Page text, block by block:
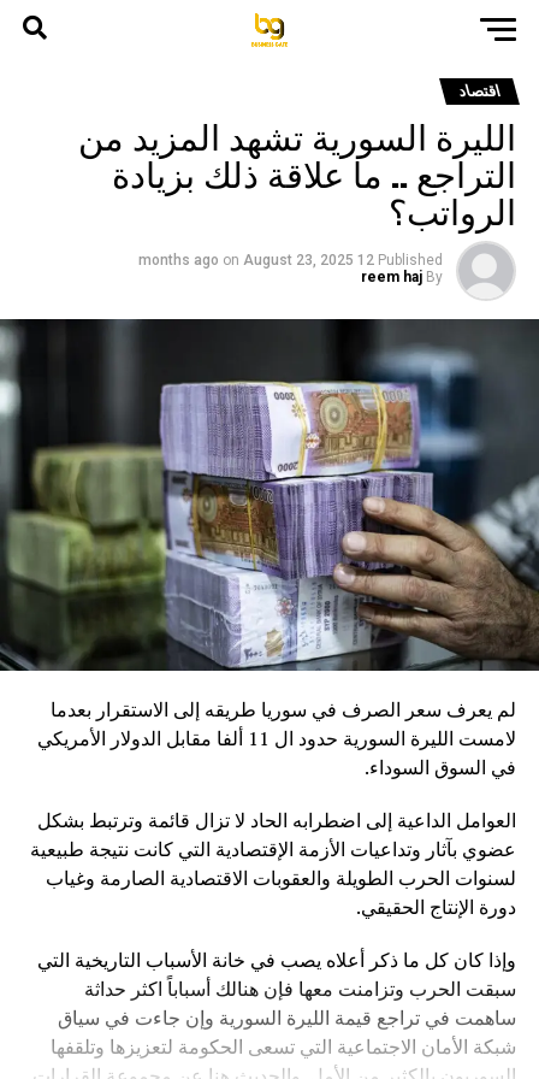
اقتصاد
الليرة السورية تشهد المزيد من
التراجع .. ما علاقة ذلك بزيادة
الرواتب؟
Published
12 months ago
on August 23, 2025
By
reem haj
لم يعرف سعر الصرف في سوريا طريقه إلى الاستقرار بعدما
لامست الليرة السورية حدود ال 11 ألفا مقابل الدولار الأمريكي
في السوق السوداء.
العوامل الداعية إلى اضطرابه الحاد لا تزال قائمة وترتبط بشكل
عضوي بآثار وتداعيات الأزمة الإقتصادية التي كانت نتيجة طبيعية
لسنوات الحرب الطويلة والعقوبات الاقتصادية الصارمة وغياب
دورة الإنتاج الحقيقي.
وإذا كان كل ما ذكر أعلاه يصب في خانة الأسباب التاريخية التي
سبقت الحرب وتزامنت معها فإن هنالك أسباباً اكثر حداثة
ساهمت في تراجع قيمة الليرة السورية وإن جاءت في سياق
شبكة الأمان الاجتماعية التي تسعى الحكومة لتعزيزها وتلقفها